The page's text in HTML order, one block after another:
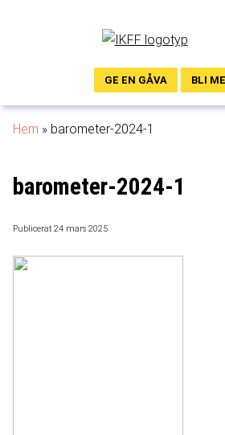
BLI
GE EN GÅVA
Hem » barometer-2024-1
barometer-2024-1
Publicerat 24 mars 2025